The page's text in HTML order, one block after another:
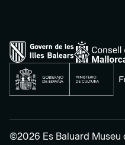
©2026 Es Baluard